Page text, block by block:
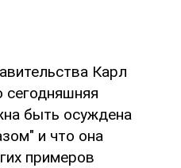
Карл
сегодняшняя
быть осуждена
и что она
примеров